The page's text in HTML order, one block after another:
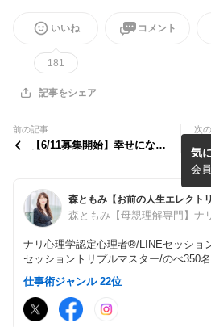
いいね
181
コメント
記事をシェア
前の記事
【6/11募集開始】幸せになる
次
【
嫌
ナリ心理学認定心理者®︎/LINEセッショ
セッショントリプルマスター/のべ350
績No. 1
気
会
仕事術ジャンル 22位